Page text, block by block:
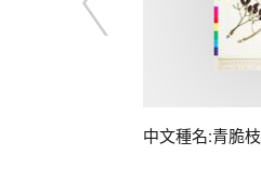
中文種名:青脆枝